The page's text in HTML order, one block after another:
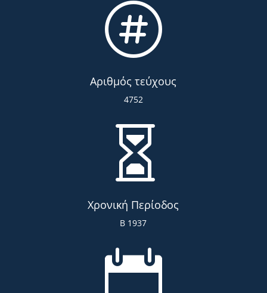

Αριθμός τεύχους
4752

Χρονική Περίοδος
Β 1937
